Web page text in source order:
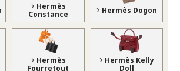
Hermès
Constance
Hermès Dogon
Hermès
Fourretout
Hermès Kelly
Doll